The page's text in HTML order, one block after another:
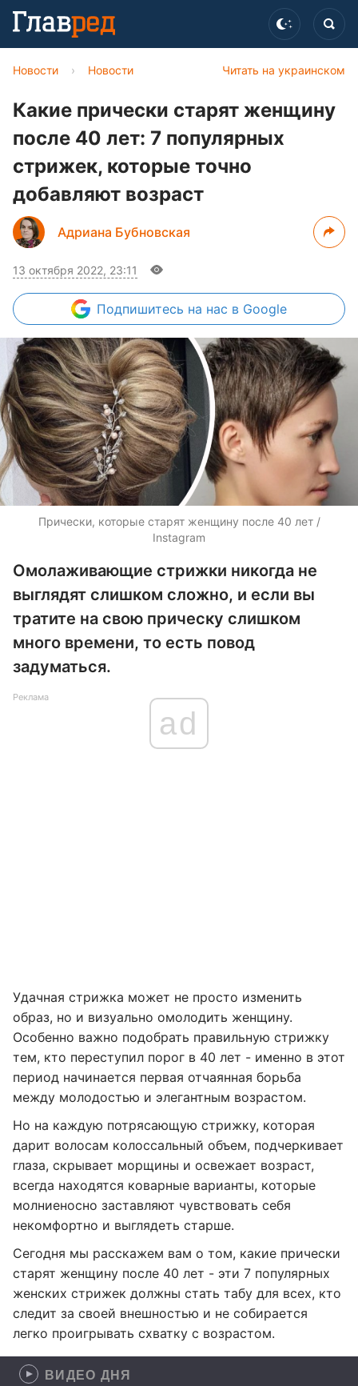
Читать на украинском
Новости › Новости
Какие прически старят женщину
после 40 лет: 7 популярных
стрижек, которые точно
добавляют возраст
Адриана Бубновская
13 октября 2022, 23:11
Подпишитесь на нас в Google
Прически, которые старят женщину после 40 лет /
Instagram
Омолаживающие стрижки никогда не
выглядят слишком сложно, и если вы
тратите на свою прическу слишком
много времени, то есть повод
задуматься.
Реклама
ad
Удачная стрижка может не просто изменить
образ, но и визуально омолодить женщину.
Особенно важно подобрать правильную стрижку
тем, кто переступил порог в 40 лет - именно в этот
период начинается первая отчаянная борьба
между молодостью и элегантным возрастом.
Но на каждую потрясающую стрижку, которая
дарит волосам колоссальный объем, подчеркивает
глаза, скрывает морщины и освежает возраст,
всегда находятся коварные варианты, которые
молниеносно заставляют чувствовать себя
некомфортно и выглядеть старше.
Сегодня мы расскажем вам о том, какие прически
старят женщину после 40 лет - эти 7 популярных
женских стрижек должны стать табу для всех, кто
следит за своей внешностью и не собирается
легко проигрывать схватку с возрастом.
ВИДЕО ДНЯ